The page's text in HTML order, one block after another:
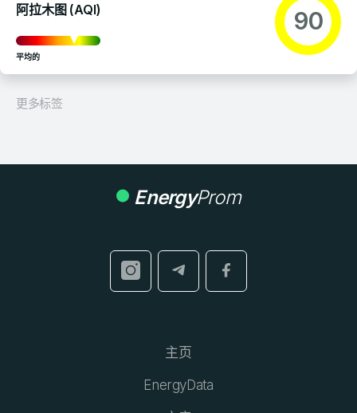
阿拉木图 (AQI)
平均的
90
更多标签
EnergyProm
主页
EnergyData